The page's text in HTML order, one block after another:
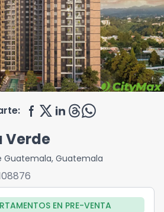
Verde
Guatemala, Guatemala
EN PRE-VENTA